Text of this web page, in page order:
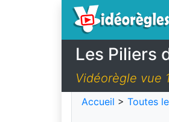
Les Piliers
Vidéorègle vue
Accueil > Toutes